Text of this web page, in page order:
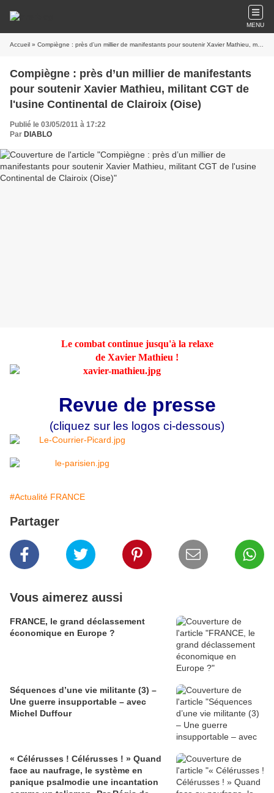
MENU
Accueil » Compiègne : près d’un millier de manifestants pour soutenir Xavier Mathieu, militant CGT de l'usine Continental de Clairoix (Oise)
Compiègne : près d’un millier de manifestants
pour soutenir Xavier Mathieu, militant CGT de
l'usine Continental de Clairoix (Oise)
Publié le 03/05/2011 à 17:22
Par DIABLO
Le combat continue jusqu'à la relaxe
de Xavier Mathieu !
Revue de presse
(cliquez sur les logos ci-dessous)
#Actualité FRANCE
Partager
Vous aimerez aussi
FRANCE, le grand déclassement
économique en Europe ?
Séquences d’une vie militante (3) –
Une guerre insupportable – avec
Michel Duffour
« Célérusses ! Célérusses ! » Quand
face au naufrage, le système en
panique psalmodie une incantation